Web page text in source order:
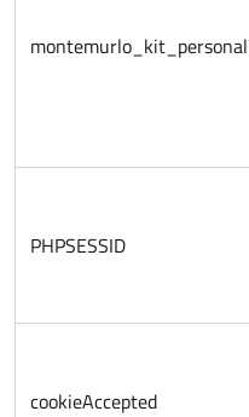
PHPSESSID
cookieAccepted